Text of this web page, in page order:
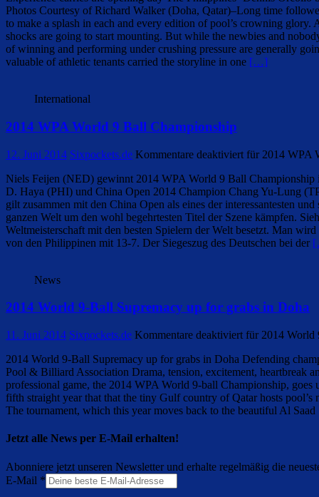
Photos Courtesy of Richard Walker (Doha, Qatar)–Long time
to make a splash in each and every edition of pool’s crowning
shocks are going to start mounting. But while the newbies and
of winning and performing under crushing pressure are generally
valuable of athletic tenants carried the storyline in one […]
International
2014 WPA World 9 Ball Championship
12. Juni 2014 Sixpockets.de Kommentare deaktiviert für 2014 WPA
Niels Feijen (NED) gewinnt 2014 WPA World 9 Ball Championship
D. Haya (PHI) und China Open 2014 Champion Chang Yu-Lung
gilt zusammen mit den China Open als eines der interessantesten
ganzen Welt um den wohl begehrtesten Titel der Szene kämpfen.
Weltmeisterschaft mit den besten Spielern der Welt besetzt. Man
von den Philippinen mit 13-7. Der Siegeszug des Deutschen bei der
News
2014 World 9-Ball Supremacy up for grabs in Doha
11. Juni 2014 Sixpockets.de Kommentare deaktiviert für 2014 World
2014 World 9-Ball Supremacy up for grabs in Doha Defending
Pool & Billiard Association Drama, tension, excitement, heartbreak
professional game, the 2014 WPA World 9-ball Championship,
fifth straight year that that the tiny Gulf country of Qatar hosts
The tournament, which this year moves back to the beautiful Al
Jetzt alle News per E-Mail erhalten!
Abonniere jetzt unseren Newsletter und erhalte regelmäßig die
E-Mail *